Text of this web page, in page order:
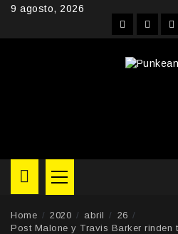
Skip9 agosto, 2026
Facebook
Primary
Menu
Home 2020 abril
26
Post Malone y Travis Barker rinden